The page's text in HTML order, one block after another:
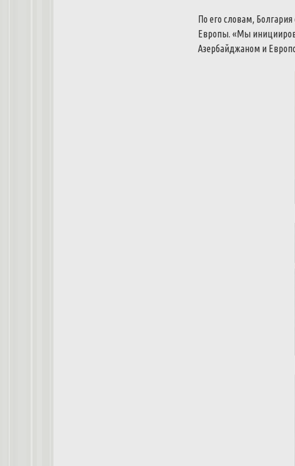
По его словам,
Европы. «Мы
Азербайджаном и